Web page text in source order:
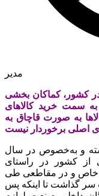
مدیر
در کشور، کماکان بخشی
سمت خرید کالاهای
به صورت قاچاق به
و به‌خصوص در سال
از کشور در راستای
خاص و در مقاطعی طی
را پشت سر گذاشت تا اینکه پس